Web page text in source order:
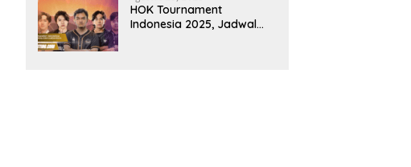
HOK Tournament
Indonesia 2025, Jadwal